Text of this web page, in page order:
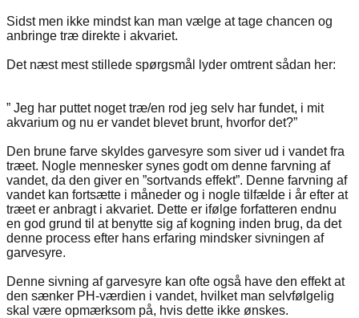
Sidst men ikke mindst kan man vælge at tage chancen og
anbringe træ direkte i akvariet.
Det næst mest stillede spørgsmål lyder omtrent sådan her:
” Jeg har puttet noget træ/en rod jeg selv har fundet, i mit
akvarium og nu er vandet blevet brunt, hvorfor det?”
Den brune farve skyldes garvesyre som siver ud i vandet fra
træet. Nogle mennesker synes godt om denne farvning af
vandet, da den giver en ”sortvands effekt”. Denne farvning af
vandet kan fortsætte i måneder og i nogle tilfælde i år efter at
træet er anbragt i akvariet. Dette er ifølge forfatteren endnu
en god grund til at benytte sig af kogning inden brug, da det
denne process efter hans erfaring mindsker sivningen af
garvesyre.
Denne sivning af garvesyre kan ofte også have den effekt at
den sænker PH-værdien i vandet, hvilket man selvfølgelig
skal være opmærksom på, hvis dette ikke ønskes.